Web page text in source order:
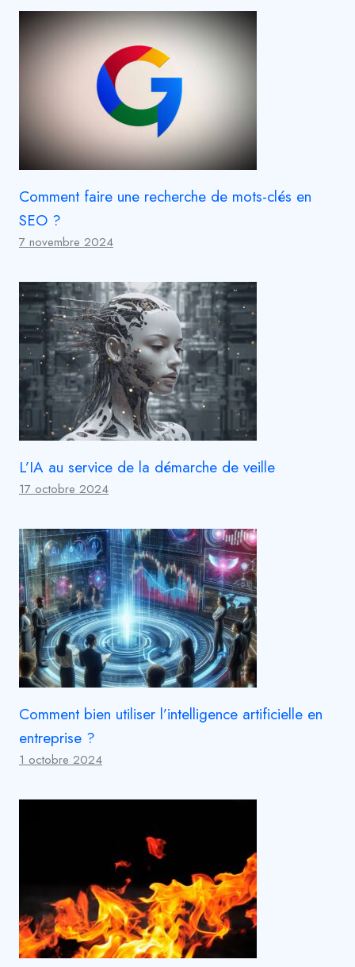
Comment faire une recherche de mots-clés en
SEO ?
7 novembre 2024
L’IA au service de la démarche de veille
17 octobre 2024
Comment bien utiliser l’intelligence artificielle en
entreprise ?
1 octobre 2024